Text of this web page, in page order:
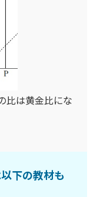
比は黄金比にな
下の教材も